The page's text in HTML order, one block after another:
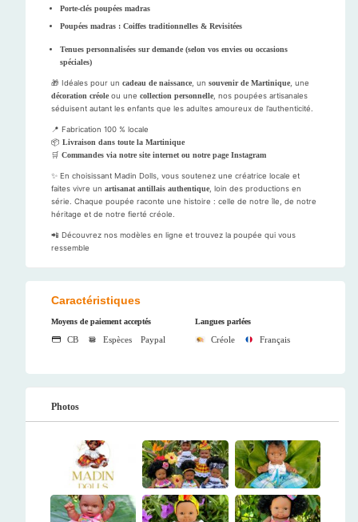
Porte-clés poupées madras
Poupées madras : Coiffes traditionnelles & Revisitées
Tenues personnalisées sur demande (selon vos envies ou occasions
spéciales)
🎁 Idéales pour un cadeau de naissance , un souvenir de Martinique , une
décoration créole ou une collection personnelle , nos poupées artisanales
séduisent autant les enfants que les adultes amoureux de l’authenticité.
📍 Fabrication 100 % locale
📦 Livraison dans toute la Martinique
🛒 Commandes via notre site internet ou notre page Instagram
✨ En choisissant Madin Dolls, vous soutenez une créatrice locale et
faites vivre un artisanat antillais authentique , loin des productions en
série. Chaque poupée raconte une histoire : celle de notre île, de notre
héritage et de notre fierté créole.
📲 Découvrez nos modèles en ligne et trouvez la poupée qui vous
ressemble
Caractéristiques
Moyens de paiement acceptés
CB Espèces Paypal
Langues parlées
Créole Français
Photos